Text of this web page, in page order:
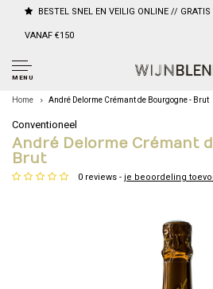
BESTEL SNEL EN VEILIG ONLINE //
VANAF €150
MENU
Home André Delorme Crémant de Bourgogne - Brut
Conventioneel
André Delorme Crémant
Brut
0 reviews - je beoordeling